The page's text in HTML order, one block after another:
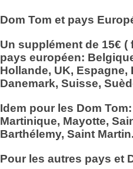
Dom Tom et pays
Un supplément de 15€
pays européen:
Hollande, UK,
Danemark, Suisse,
Idem pour les Dom
Martinique, Mayotte,
Barthélemy, Saint
Pour les autres pays et